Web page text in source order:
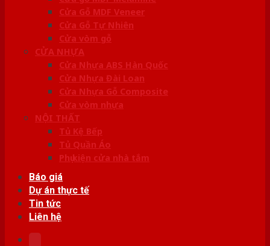
Cửa Gỗ MDF Veneer
Cửa Gỗ Tự Nhiên
Cửa vòm gỗ
CỬA NHỰA
Cửa Nhựa ABS Hàn Quốc
Cửa Nhựa Đài Loan
Cửa Nhựa Gỗ Composite
Cửa vòm nhựa
NỘI THẤT
Tủ Kệ Bếp
Tủ Quần Áo
Phụ kiện cửa nhà tắm
Báo giá
Dự án thực tế
Tin tức
Liên hệ